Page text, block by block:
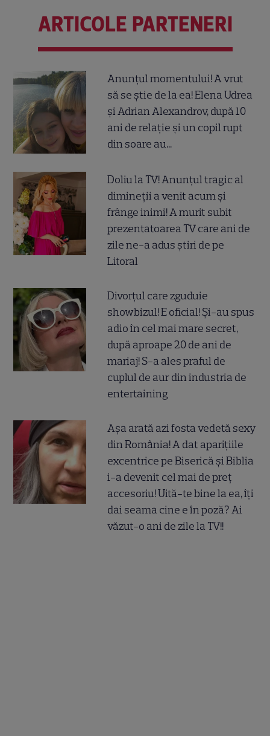
ARTICOLE PARTENERI
Anunțul momentului! A vrut
să se știe de la ea! Elena Udrea
și Adrian Alexandrov, după 10
ani de relație și un copil rupt
din soare au...
Doliu la TV! Anunțul tragic al
dimineții a venit acum și
frânge inimi! A murit subit
prezentatoarea TV care ani de
zile ne-a adus știri de pe
Litoral
Divorțul care zguduie
showbizul! E oficial! Și-au spus
adio în cel mai mare secret,
după aproape 20 de ani de
mariaj! S-a ales praful de
cuplul de aur din industria de
entertaining
Așa arată azi fosta vedetă sexy
din România! A dat aparițiile
excentrice pe Biserică și Biblia
i-a devenit cel mai de preț
accesoriu! Uită-te bine la ea, îți
dai seama cine e în poză? Ai
văzut-o ani de zile la TV!!